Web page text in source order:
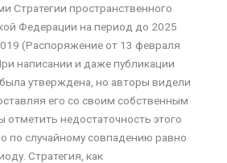
Стратегии пространственного
Федерации на период до 2025
(Распоряжение от 13 февраля
написании и даже публикации
утверждена, но авторы видели
его со своим собственным
недостаточность этого
по случайному совпадению равно
Стратегия, как